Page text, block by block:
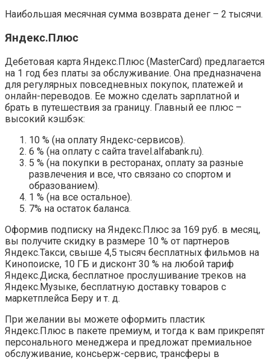
Наибольшая месячная сумма возврата денег – 2 тысячи.
Яндекс.Плюс
Дебетовая карта Яндекс.Плюс (MasterCard) предлагается
на 1 год без платы за обслуживание. Она предназначена
для регулярных повседневных покупок, платежей и
онлайн-переводов. Ее можно сделать зарплатной и
брать в путешествия за границу. Главный ее плюс –
высокий кэшбэк:
10 % (на оплату Яндекс-сервисов).
6 % (на оплату с сайта travel.alfabank.ru).
5 % (на покупки в ресторанах, оплату за разные
развлечения и все, что связано со спортом и
образованием).
1 % (на все остальное).
7% на остаток баланса.
Оформив подписку на Яндекс.Плюс за 169 руб. в месяц,
вы получите скидку в размере 10 % от партнеров
Яндекс.Такси, свыше 4,5 тысяч бесплатных фильмов на
Кинопоиске, 10 ГБ и дисконт 30 % на любой тариф
Яндекс.Диска, бесплатное прослушивание треков на
Яндекс.Музыке, бесплатную доставку товаров с
маркетплейса Беру и т. д.
При желании вы можете оформить пластик
Яндекс.Плюс в пакете премиум, и тогда к вам прикрепят
персонального менеджера и предложат премиальное
обслуживание, консьерж-сервис, трансферы в